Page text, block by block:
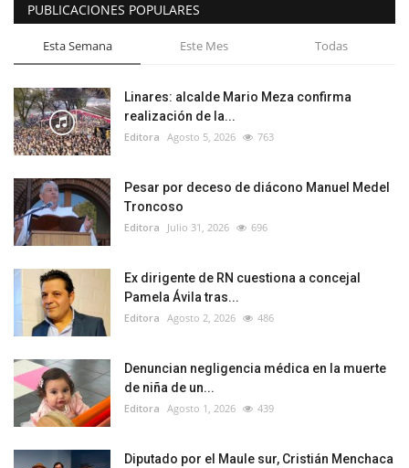
PUBLICACIONES POPULARES
Esta Semana Este Mes Todas
Linares: alcalde Mario Meza confirma
realización de la...
Editora Agosto 5, 2026 763
Pesar por deceso de diácono Manuel Medel
Troncoso
Editora Julio 31, 2026 696
Ex dirigente de RN cuestiona a concejal
Pamela Ávila tras...
Editora Agosto 2, 2026 486
Denuncian negligencia médica en la muerte
de niña de un...
Editora Agosto 1, 2026 439
Diputado por el Maule sur, Cristián Menchaca